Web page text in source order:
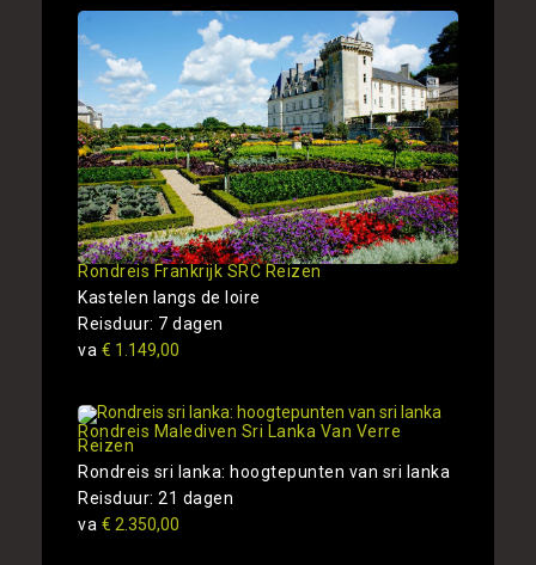
Rondreis Frankrijk SRC Reizen
Kastelen langs de loire
Reisduur: 7 dagen
va € 1.149,00
Rondreis Malediven Sri Lanka Van Verre
Reizen
Rondreis sri lanka: hoogtepunten van sri lanka
Reisduur: 21 dagen
va € 2.350,00